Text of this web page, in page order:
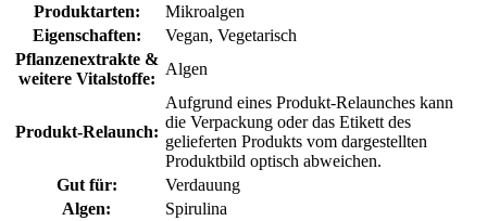
Produktarten:
Mikroalgen
Eigenschaften:
Vegan, Vegetarisch
Pflanzenextrakte &
weitere Vitalstoffe:
Algen
Produkt-Relaunch:
Aufgrund eines Produkt-Relaunches kann
die Verpackung oder das Etikett des
gelieferten Produkts vom dargestellten
Produktbild optisch abweichen.
Gut für:
Verdauung
Algen:
Spirulina